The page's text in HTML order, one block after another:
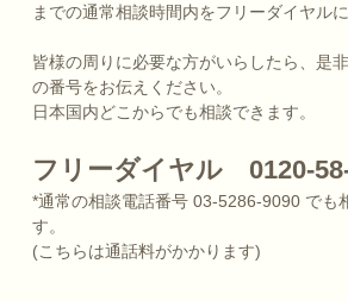
までの通常相談時間内をフリーダイヤル
皆様の周りに必要な方がいらしたら、是
の番号をお伝えください。
日本国内どこからでも相談できます。
フリーダイヤル 0120-
*通常の相談電話番号 03-5286-9090 でも
す。
(こちらは通話料がかかります)